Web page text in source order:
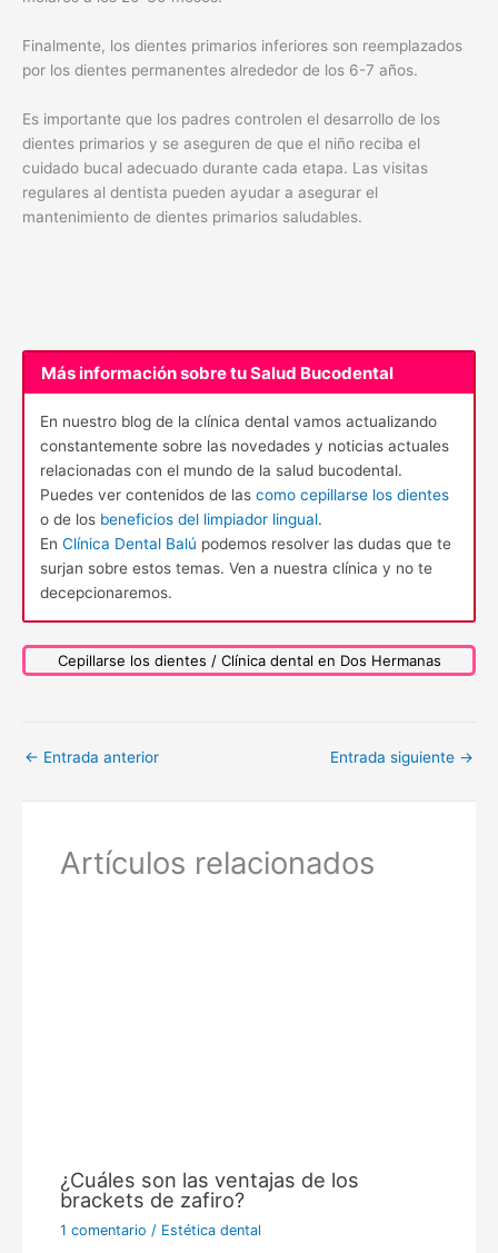
Finalmente, los dientes primarios inferiores son reemplazados
por los dientes permanentes alrededor de los 6-7 años.
Es importante que los padres controlen el desarrollo de los
dientes primarios y se aseguren de que el niño reciba el
cuidado bucal adecuado durante cada etapa. Las visitas
regulares al dentista pueden ayudar a asegurar el
mantenimiento de dientes primarios saludables.
Más información sobre tu Salud Bucodental
En nuestro blog de la clínica dental vamos actualizando
constantemente sobre las novedades y noticias actuales
relacionadas con el mundo de la salud bucodental.
Puedes ver contenidos de las como cepillarse los dientes
o de los beneficios del limpiador lingual.
En Clínica Dental Balú podemos resolver las dudas que te
surjan sobre estos temas. Ven a nuestra clínica y no te
decepcionaremos.
Cepillarse los dientes / Clínica dental en Dos Hermanas
← Entrada anterior Entrada siguiente →
Artículos relacionados
¿Cuáles son las ventajas de los
brackets de zafiro?
1 comentario / Estética dental